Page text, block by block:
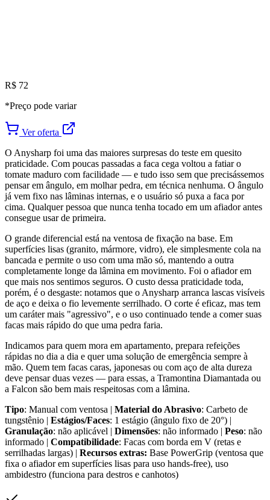
R$ 72
*Preço pode variar
Ver oferta
O Anysharp foi uma das maiores surpresas do teste em quesito
praticidade. Com poucas passadas a faca cega voltou a fatiar o
tomate maduro com facilidade — e tudo isso sem que precisássemos
pensar em ângulo, em molhar pedra, em técnica nenhuma. O ângulo
já vem fixo nas lâminas internas, e o usuário só puxa a faca por
cima. Qualquer pessoa que nunca tenha tocado em um afiador antes
consegue usar de primeira.
O grande diferencial está na ventosa de fixação na base. Em
superfícies lisas (granito, mármore, vidro), ele simplesmente cola na
bancada e permite o uso com uma mão só, mantendo a outra
completamente longe da lâmina em movimento. Foi o afiador em
que mais nos sentimos seguros. O custo dessa praticidade toda,
porém, é o desgaste: notamos que o Anysharp arranca lascas visíveis
de aço e deixa o fio levemente serrilhado. O corte é eficaz, mas tem
um caráter mais "agressivo", e o uso continuado tende a comer suas
facas mais rápido do que uma pedra faria.
Indicamos para quem mora em apartamento, prepara refeições
rápidas no dia a dia e quer uma solução de emergência sempre à
mão. Quem tem facas caras, japonesas ou com aço de alta dureza
deve pensar duas vezes — para essas, a Tramontina Diamantada ou
a Falcon são bem mais respeitosas com a lâmina.
Tipo: Manual com ventosa | Material do Abrasivo: Carbeto de
tungstênio | Estágios/Faces: 1 estágio (ângulo fixo de 20°) |
Granulação: não aplicável | Dimensões: não informado | Peso: não
informado | Compatibilidade: Facas com borda em V (retas e
serrilhadas largas) | Recursos extras: Base PowerGrip (ventosa que
fixa o afiador em superfícies lisas para uso hands-free), uso
ambidestro (funciona para destros e canhotos)